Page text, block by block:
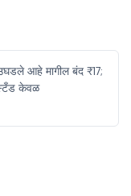
आहे मागील बंद ₹17;
केवळ